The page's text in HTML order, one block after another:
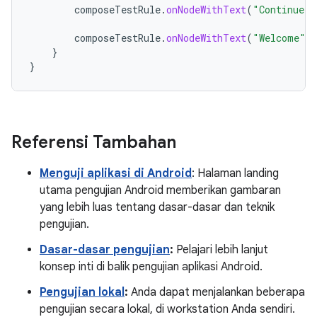
composeTestRule.onNodeWithText( "Continue"
composeTestRule.onNodeWithText( "Welcome"
}
}
Referensi Tambahan
Menguji aplikasi di Android: Halaman landing
utama pengujian Android memberikan gambaran
yang lebih luas tentang dasar-dasar dan teknik
pengujian.
Dasar-dasar pengujian: Pelajari lebih lanjut
konsep inti di balik pengujian aplikasi Android.
Pengujian lokal: Anda dapat menjalankan beberapa
pengujian secara lokal, di workstation Anda sendiri.